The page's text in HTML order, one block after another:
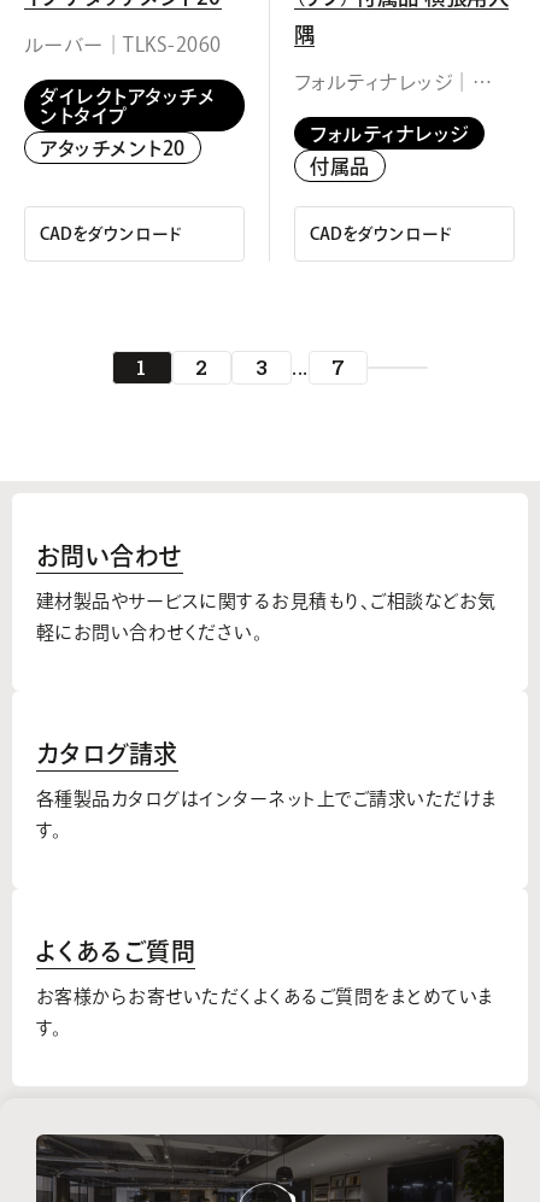
ルーバー｜TLKS-2060
ダイレクトアタッチメ
ントタイプ
アタッチメント20
CADをダウンロード
隅
フォルティナレッジ｜
フォルティナレッジ
付属品
CADをダウンロード
1 2 3 ... 7
お問い合わせ
建材製品やサービスに関するお見積もり、 ご相談などお気
軽にお問い合わせください。
カタログ請求
各種製品カタログはインターネット上でご請求いただけま
す。
よくあるご質問
お客様からお寄せいただくよくあるご質問をまとめていま
す。